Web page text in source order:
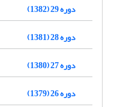
دوره 29 (1382)
دوره 28 (1381)
دوره 27 (1380)
دوره 26 (1379)